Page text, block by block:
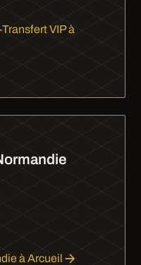
VIP à
h de trajet qui
à Arcueil